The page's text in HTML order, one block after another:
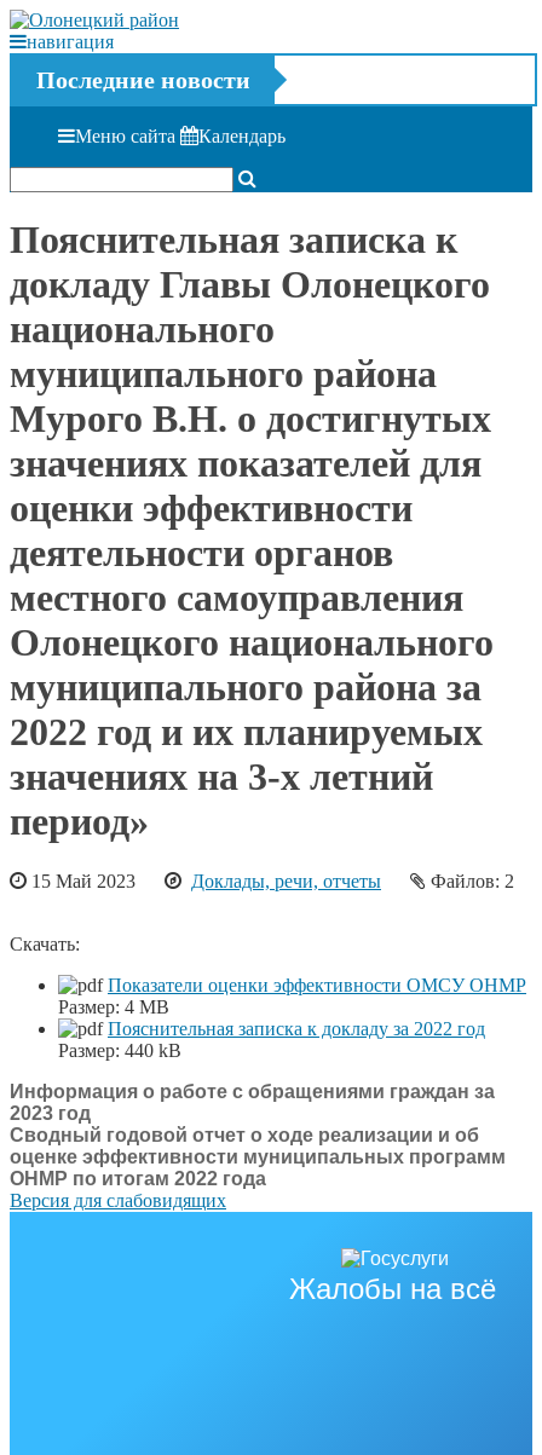
навигация
Последние новости
Меню сайта Календарь
Пояснительная записка к
докладу Главы Олонецкого
национального
муниципального района
Мурого В.Н. о достигнутых
значениях показателей для
оценки эффективности
деятельности органов
местного самоуправления
Олонецкого национального
муниципального района за
2022 год и их планируемых
значениях на 3-х летний
период»
15 Май 2023 Доклады, речи, отчеты Файлов: 2
Скачать:
Показатели оценки эффективности ОМСУ ОНМР
Размер: 4 MB
Пояснительная записка к докладу за 2022 год
Размер: 440 kB
Информация о работе с обращениями граждан за
2023 год
Сводный годовой отчет о ходе реализации и об
оценке эффективности муниципальных программ
ОНМР по итогам 2022 года
Версия для слабовидящих
Жалобы на всё